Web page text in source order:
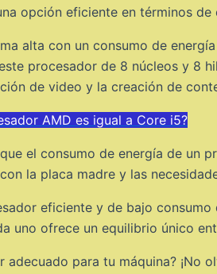
opción eficiente en términos de
alta con un consumo de
procesador de 8 núcleos y 8
de video y la creación de
AMD es igual a Core i5?
el consumo de energía de un
la placa madre y las
eficiente y de bajo
uno ofrece un equilibrio único
para tu máquina? ¡No